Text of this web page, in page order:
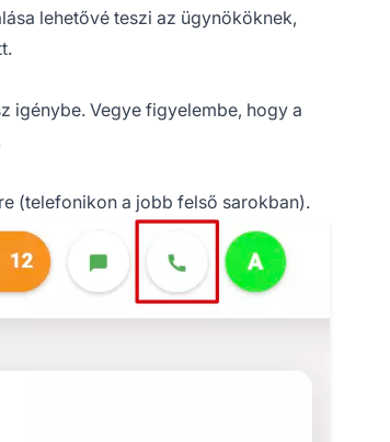
lehetővé teszi az ügynököknek,
igénybe. Vegye figyelembe, hogy a
(telefonikon a jobb felső sarokban).